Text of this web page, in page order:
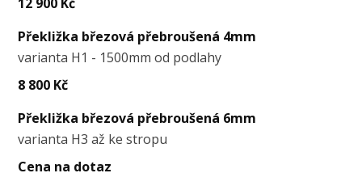
12 900 Kč
Překližka březová přebroušená 4mm
varianta H1 - 1500mm od podlahy
8 800 Kč
Překližka březová přebroušená 6mm
varianta H3 až ke stropu
Cena na dotaz